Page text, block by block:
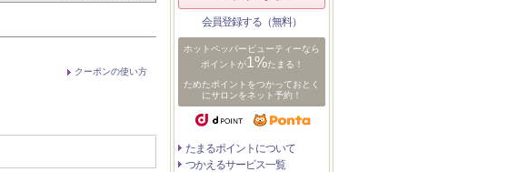
クーポンの使い方
会員登録する（無料）
ホットペッパービューティーなら
ポイントが1%たまる！
ためたポイントをつかっておとく
にサロンをネット予約！
たまるポイントについて
つかえるサービス一覧